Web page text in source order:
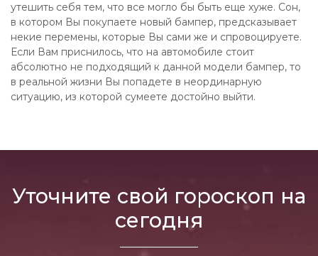
утешить себя тем, что все могло бы быть еще хуже. Сон,
в котором Вы покупаете новый бампер, предсказывает
некие перемены, которые Вы сами же и спровоцируете.
Если Вам приснилось, что на автомобиле стоит
абсолютно не подходящий к данной модели бампер, то
в реальной жизни Вы попадете в неординарную
ситуацию, из которой сумеете достойно выйти.
Уточните свой гороскоп на
сегодня